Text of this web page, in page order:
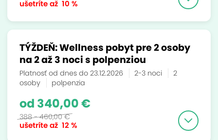
ušetríte až 10 %
TÝŽDEŇ: Wellness pobyt pre 2 osoby
na 2 až 3 noci s polpenziou
Platnosť od dnes do 23.12.2026 2-3 noci
2
osoby
polpenzia
ušetríte až 12 %
od 340,00 €
388 - 460,00 €